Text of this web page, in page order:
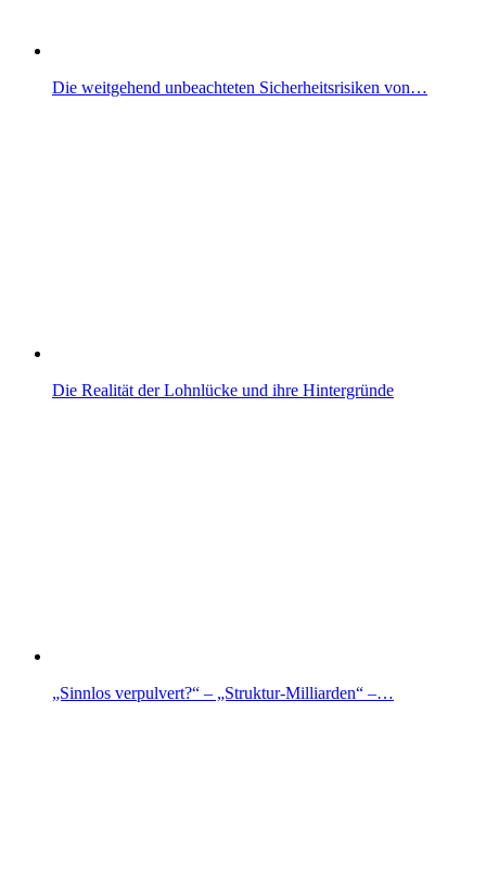
Die weitgehend unbeachteten Sicherheitsrisiken von…
Die Realität der Lohnlücke und ihre Hintergründe
„Sinnlos verpulvert?“ – „Struktur-Milliarden“ –…